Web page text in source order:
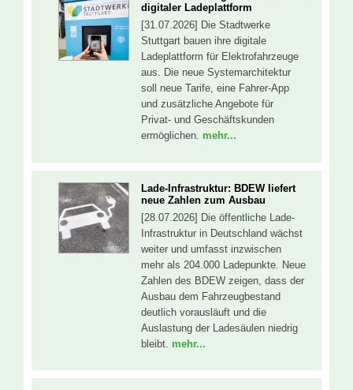
digitaler Ladeplattform
[31.07.2026] Die Stadtwerke
Stuttgart bauen ihre digitale
Ladeplattform für Elektrofahrzeuge
aus. Die neue Systemarchitektur
soll neue Tarife, eine Fahrer-App
und zusätzliche Angebote für
Privat- und Geschäftskunden
ermöglichen. mehr...
Lade-Infrastruktur: BDEW liefert
neue Zahlen zum Ausbau
[28.07.2026] Die öffentliche Lade-
Infrastruktur in Deutschland wächst
weiter und umfasst inzwischen
mehr als 204.000 Ladepunkte. Neue
Zahlen des BDEW zeigen, dass der
Ausbau dem Fahrzeugbestand
deutlich vorausläuft und die
Auslastung der Ladesäulen niedrig
bleibt. mehr...